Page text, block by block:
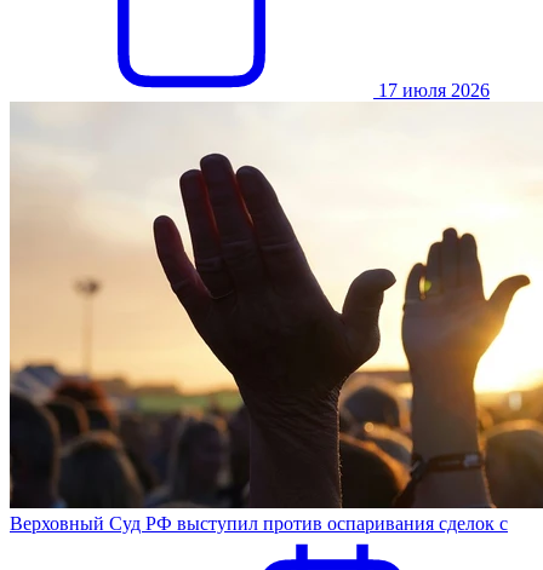
17 июля 2026
Верховный Суд РФ выступил против оспаривания сделок с